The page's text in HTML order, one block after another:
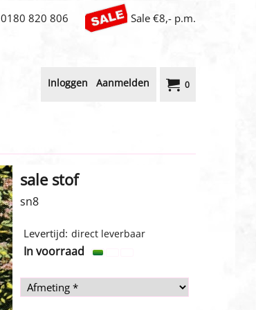
0180 820 806 Sale €8,- p.m.
0
Inloggen Aanmelden
sale stof
sn8
€ 4.00 incl BTW
Levertijd: direct leverbaar
In voorraad